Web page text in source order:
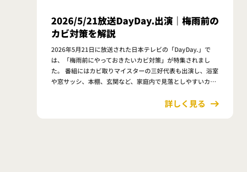
2026/5/21放送DayDay.出演｜梅雨前の
カビ対策を解説
2026年5月21日に放送された日本テレビの「DayDay.」で
は、「梅雨前にやっておきたいカビ対策」が特集されまし
た。 番組にはカビ取りマイスターの三好代表も出演し、浴室
や窓サッシ、本棚、玄関など、家庭内で見落としやすいカビ
詳しく見る